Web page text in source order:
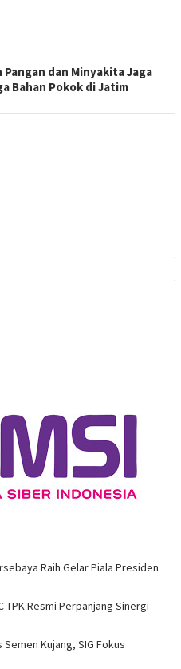
Pangan dan Minyakita Jaga
Bahan Pokok di Jatim
Raih Gelar Piala Presiden
TPK Resmi Perpanjang Sinergi
Kujang, SIG Fokus